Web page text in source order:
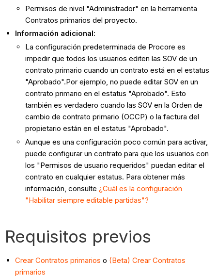
Permisos de nivel "Administrador" en la herramienta
Contratos primarios del proyecto.
Información adicional:
La configuración predeterminada de Procore es
impedir que todos los usuarios editen las SOV de un
contrato primario cuando un contrato está en el estatus
"Aprobado".Por ejemplo, no puede editar SOV en un
contrato primario en el estatus "Aprobado". Esto
también es verdadero cuando las SOV en la Orden de
cambio de contrato primario (OCCP) o la factura del
propietario están en el estatus "Aprobado".
Aunque es una configuración poco común para activar,
puede configurar un contrato para que los usuarios con
los "Permisos de usuario requeridos" puedan editar el
contrato en cualquier estatus. Para obtener más
información, consulte¿Cuál es la configuración
"Habilitar siempre editable partidas"?
Requisitos previos
Crear Contratos primarios o (Beta) Crear Contratos
primarios